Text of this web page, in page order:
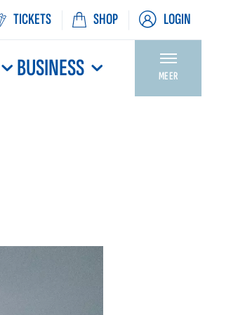
TICKETS SHOP LOGIN
BUSINESS MEER